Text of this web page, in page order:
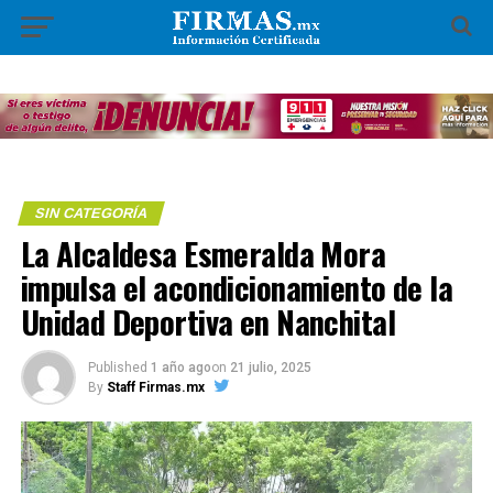
SIN CATEGORÍA
La Alcaldesa Esmeralda Mora
impulsa el acondicionamiento de la
Unidad Deportiva en Nanchital
Published 1 año agoon 21 julio, 2025
By Staff Firmas.mx